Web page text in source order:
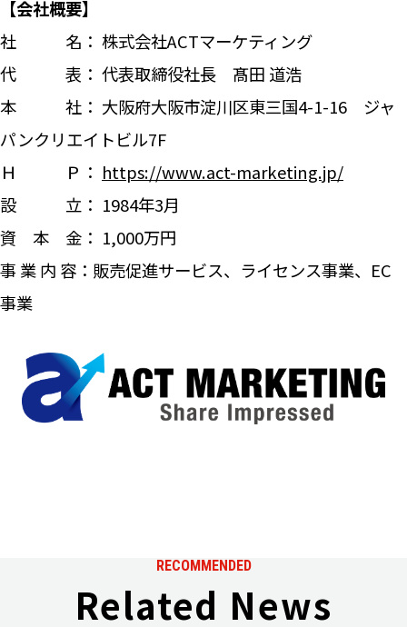
【会社概要】
社 名： 株式会社ACTマーケティング
代 表： 代表取締役社長 髙田 道浩
本 社： 大阪府大阪市淀川区東三国4-1-16 ジャ
パンクリエイトビル7F
Ｈ Ｐ： https://www.act-marketing.jp/
設 立： 1984年3月
資 本 金： 1,000万円
事 業 内 容：販売促進サービス、ライセンス事業、EC
事業
RECOMMENDED
Related News